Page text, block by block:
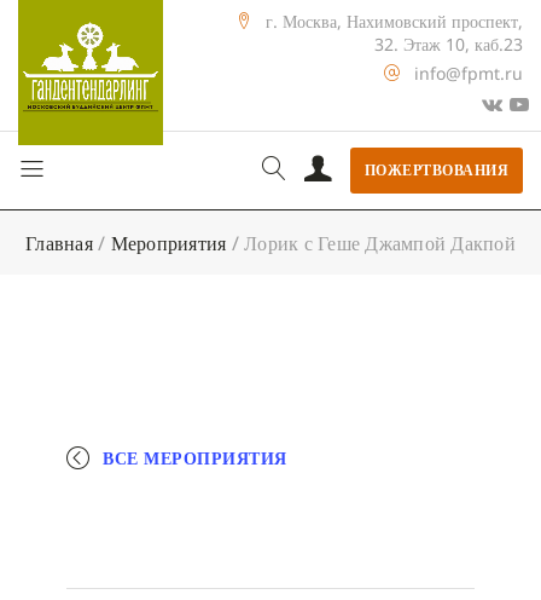
г. Москва, Нахимовский проспект,
32. Этаж 10, каб.23
info@fpmt.ru
ПОЖЕРТВОВАНИЯ
Главная/ Мероприятия /Лорик с Геше Джампой Дакпой
ВСЕ МЕРОПРИЯТИЯ